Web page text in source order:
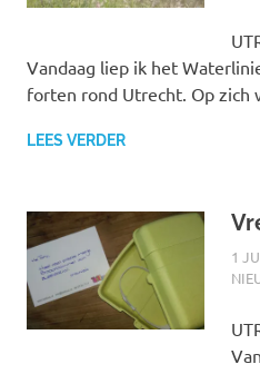
Vandaag liep ik het
forten rond Utrecht. Op
LEES VERDER
1